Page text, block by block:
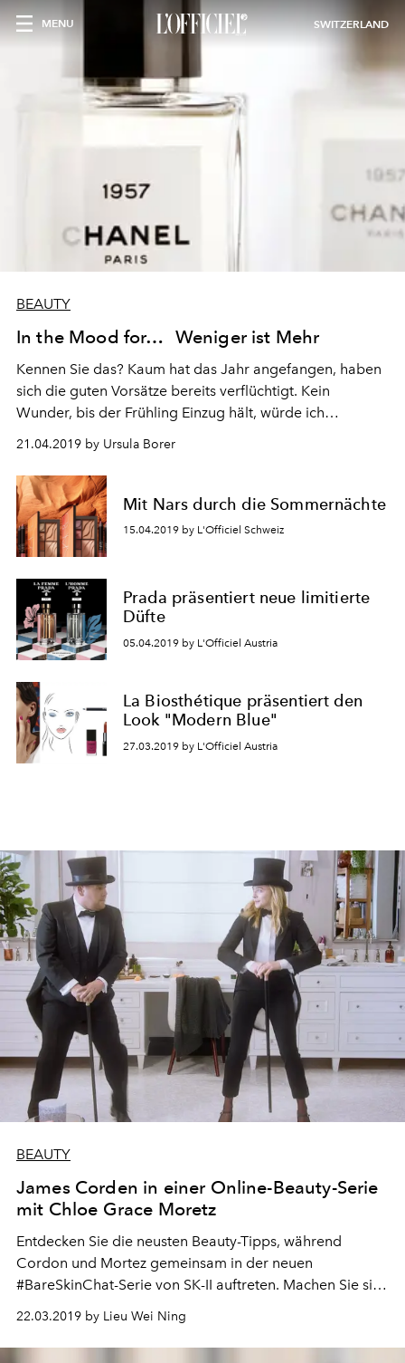
MENU SWITZERLAND
BEAUTY
In the Mood for… Weniger ist Mehr
Kennen Sie das? Kaum hat das Jahr angefangen, haben
sich die guten Vorsätze bereits verflüchtigt. Kein
Wunder, bis der Frühling Einzug hält, würde ich
persönlich ja lieber Winterschlaf halten. Das ändert sich
jetzt aber mit den wärmeren Temperaturen, mehr Licht
und dem langsamen Spriessen der Pflanzen.
21.04.2019 by Ursula Borer
Mit Nars durch die Sommernächte
15.04.2019 by L'Officiel Schweiz
Prada präsentiert neue limitierte
Düfte
05.04.2019 by L'Officiel Austria
La Biosthétique präsentiert den
Look "Modern Blue"
27.03.2019 by L'Officiel Austria
BEAUTY
James Corden in einer Online-Beauty-Serie
mit Chloe Grace Moretz
Entdecken Sie die neusten Beauty-Tipps, während
Cordon und Mortez gemeinsam in der neuen
#BareSkinChat-Serie von SK-II auftreten. Machen Sie sich
bereit zum Lachen!
22.03.2019 by Lieu Wei Ning